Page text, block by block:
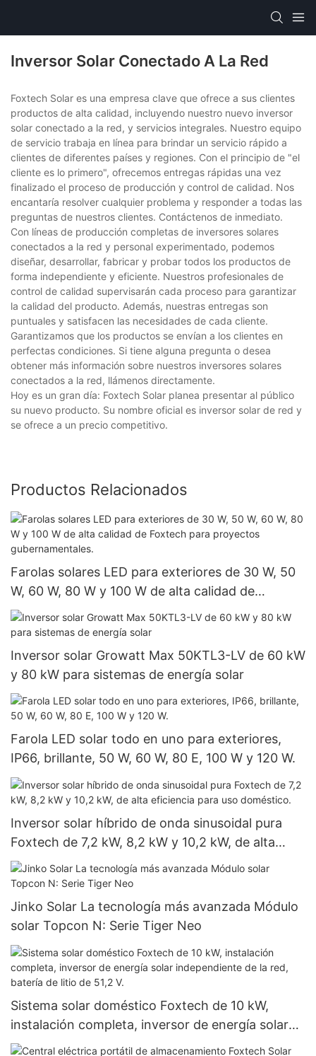
Inversor Solar Conectado A La Red
Foxtech Solar es una empresa clave que ofrece a sus clientes
productos de alta calidad, incluyendo nuestro nuevo inversor
solar conectado a la red, y servicios integrales. Nuestro equipo
de servicio trabaja en línea para brindar un servicio rápido a
clientes de diferentes países y regiones. Con el principio de "el
cliente es lo primero", ofrecemos entregas rápidas una vez
finalizado el proceso de producción y control de calidad. Nos
encantaría resolver cualquier problema y responder a todas las
preguntas de nuestros clientes. Contáctenos de inmediato.
Con líneas de producción completas de inversores solares
conectados a la red y personal experimentado, podemos
diseñar, desarrollar, fabricar y probar todos los productos de
forma independiente y eficiente. Nuestros profesionales de
control de calidad supervisarán cada proceso para garantizar
la calidad del producto. Además, nuestras entregas son
puntuales y satisfacen las necesidades de cada cliente.
Garantizamos que los productos se envían a los clientes en
perfectas condiciones. Si tiene alguna pregunta o desea
obtener más información sobre nuestros inversores solares
conectados a la red, llámenos directamente.
Hoy es un gran día: Foxtech Solar planea presentar al público
su nuevo producto. Su nombre oficial es inversor solar de red y
se ofrece a un precio competitivo.
Productos Relacionados
Farolas solares LED para exteriores de 30 W, 50
W, 60 W, 80 W y 100 W de alta calidad de
Foxtech para proyectos gubernamentales.
Inversor solar Growatt Max 50KTL3-LV de 60 kW
y 80 kW para sistemas de energía solar
Farola LED solar todo en uno para exteriores,
IP66, brillante, 50 W, 60 W, 80 E, 100 W y 120 W.
Inversor solar híbrido de onda sinusoidal pura
Foxtech de 7,2 kW, 8,2 kW y 10,2 kW, de alta
eficiencia para uso doméstico.
Jinko Solar La tecnología más avanzada Módulo
solar Topcon N: Serie Tiger Neo
Sistema solar doméstico Foxtech de 10 kW,
instalación completa, inversor de energía solar
independiente de la red, batería de litio de 51,2 V.